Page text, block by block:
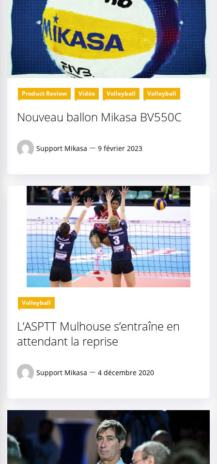
Product Review Vidéo Volleyball Volleyball
Nouveau ballon Mikasa BV550C
Support Mikasa 9 février 2023
Volleyball
L’ASPTT Mulhouse s’entraîne en
attendant la reprise
Support Mikasa 4 décembre 2020